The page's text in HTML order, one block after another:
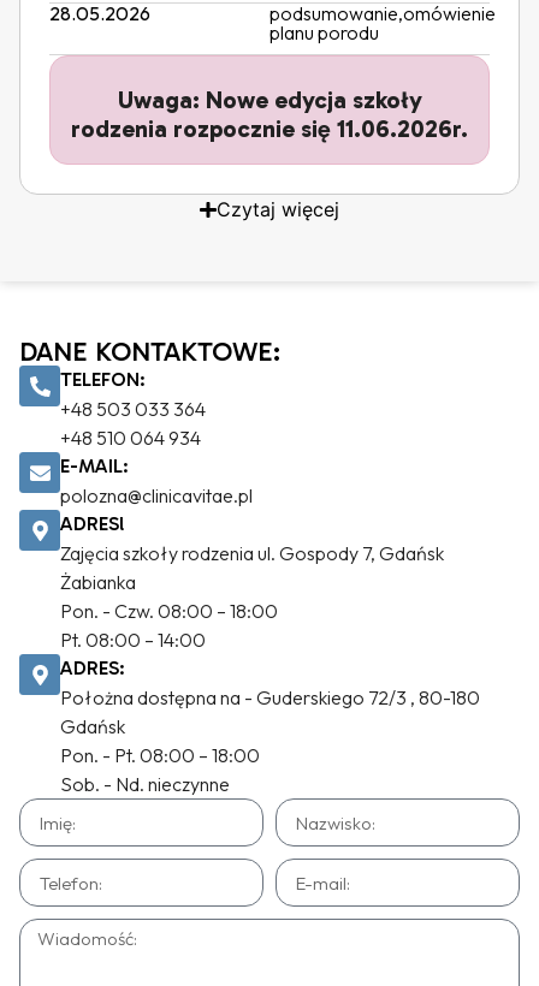
28.05.2026
podsumowanie,omówienie
planu porodu
Uwaga: Nowe edycja szkoły
rodzenia rozpocznie się 11.06.2026r.
Czytaj więcej
DANE KONTAKTOWE:
TELEFON:
+48 503 033 364
+48 510 064 934
E-MAIL:
polozna@clinicavitae.pl
ADRESl
Zajęcia szkoły rodzenia ul. Gospody 7, Gdańsk
Żabianka
Pon. - Czw. 08:00 – 18:00
Pt. 08:00 – 14:00
ADRES:
Położna dostępna na - Guderskiego 72/3 , 80-180
Gdańsk
Pon. - Pt. 08:00 – 18:00
Sob. - Nd. nieczynne